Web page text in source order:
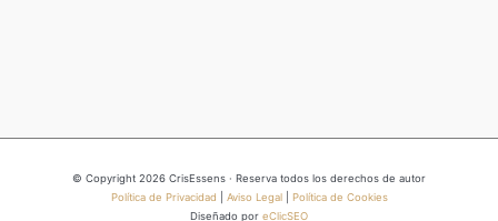
© Copyright 2026 CrisEssens · Reserva todos los derechos de autor
Política de Privacidad
Aviso Legal| Política de Cookies
Diseñado por eClicSEO